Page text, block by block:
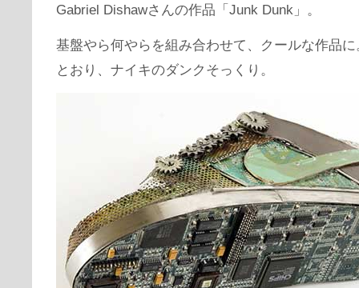
Gabriel Dishawさんの作品「Junk Dunk」。
基盤やら何やらを組み合わせて、クールな作品
とおり、ナイキのダンクそっくり。